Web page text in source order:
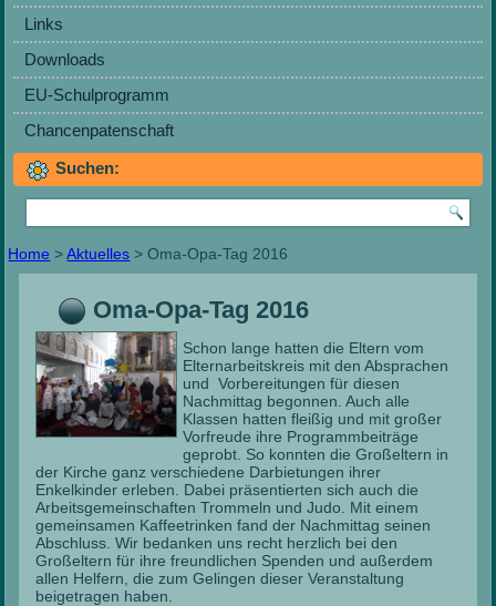
Links
Downloads
EU-Schulprogramm
Chancenpatenschaft
Suchen:
Home >Aktuelles > Oma-Opa-Tag 2016
Oma-Opa-Tag 2016
Schon lange hatten die Eltern vom
Elternarbeitskreis mit den Absprachen
und Vorbereitungen für diesen
Nachmittag begonnen. Auch alle
Klassen hatten fleißig und mit großer
Vorfreude ihre Programmbeiträge
geprobt. So konnten die Großeltern in
der Kirche ganz verschiedene Darbietungen ihrer
Enkelkinder erleben. Dabei präsentierten sich auch die
Arbeitsgemeinschaften Trommeln und Judo. Mit einem
gemeinsamen Kaffeetrinken fand der Nachmittag seinen
Abschluss. Wir bedanken uns recht herzlich bei den
Großeltern für ihre freundlichen Spenden und außerdem
allen Helfern, die zum Gelingen dieser Veranstaltung
beigetragen haben.